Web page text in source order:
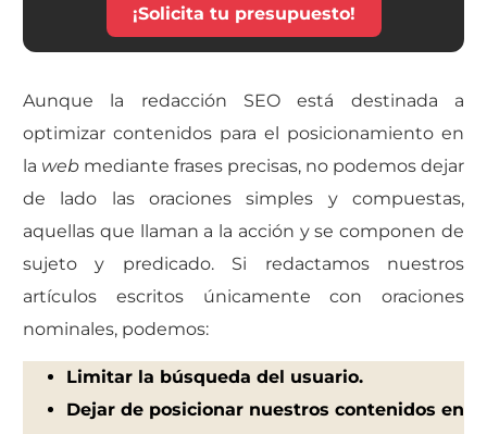
¡Solicita tu presupuesto!
Aunque la redacción SEO está destinada a
optimizar contenidos para el posicionamiento en
la web mediante frases precisas, no podemos dejar
de lado las oraciones simples y compuestas,
aquellas que llaman a la acción y se componen de
sujeto y predicado.Si redactamos nuestros
artículos escritos únicamente con oraciones
nominales, podemos:
Limitar la búsqueda del usuario.
Dejar de posicionar nuestros contenidos en